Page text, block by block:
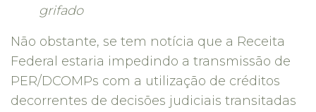
grifado
Não obstante, se tem notícia que a Receita
Federal estaria impedindo a transmissão de
PER/DCOMPs com a utilização de créditos
decorrentes de decisões judiciais transitadas